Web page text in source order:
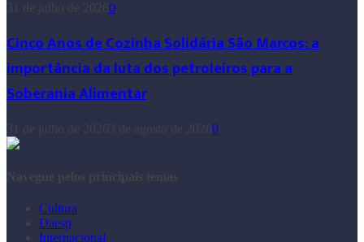
0
Cinco Anos de Cozinha Solidária São Marcos: a
importância da luta dos petroleiros para a
Soberania Alimentar
0
Navegue pelos principais temas
Cultura
Daesp
Internacional